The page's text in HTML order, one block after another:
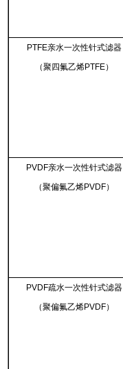
PTFE亲水一次性针式滤器
（聚四氟乙烯PTFE）
PVDF亲水一次性针式滤器
（聚偏氟乙烯PVDF）
PVDF疏水一次性针式滤器
（聚偏氟乙烯PVDF）